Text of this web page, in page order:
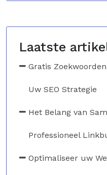
Laatste
Gratis
Uw SEO Strategie
Het Belang van
Professioneel
Optimaliseer uw